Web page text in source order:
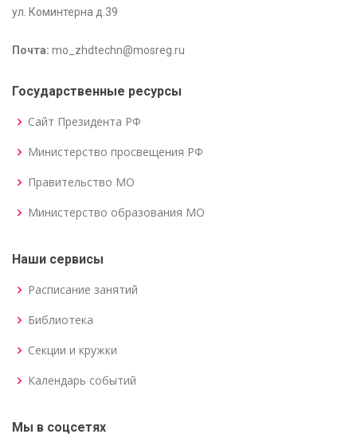
ул. Коминтерна д.39
Почта: mo_zhdtechn@mosreg.ru
Государственные ресурсы
Сайт Президента РФ
Министерство просвещения РФ
Правительство МО
Министерство образования МО
Наши сервисы
Расписание занятий
Библиотека
Секции и кружки
Календарь событий
Мы в соцсетях